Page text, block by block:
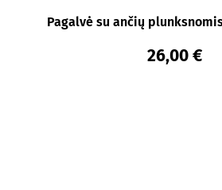
Pagalvė su ančių
26,00 €